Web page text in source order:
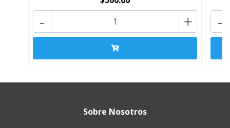
+
- -
Sobre Nosotros